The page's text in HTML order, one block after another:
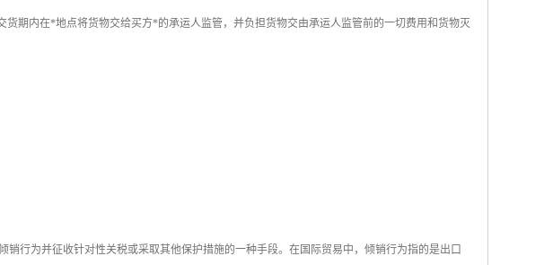
货期内在*地点将货物交给买方*的承运人监管，并负担货物交由承运人监管前的一切费用和货物灭
行为并征收针对性关税或采取其他保护措施的一种手段。在国际贸易中，倾销行为指的是出口